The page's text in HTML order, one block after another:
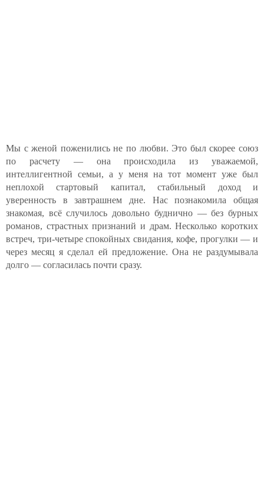
Мы с женой поженились не по любви. Это был скорее союз
по расчету — она происходила из уважаемой,
интеллигентной семьи, а у меня на тот момент уже был
неплохой стартовый капитал, стабильный доход и
уверенность в завтрашнем дне. Нас познакомила общая
знакомая, всё случилось довольно буднично — без бурных
романов, страстных признаний и драм. Несколько коротких
встреч, три-четыре спокойных свидания, кофе, прогулки — и
через месяц я сделал ей предложение. Она не раздумывала
долго — согласилась почти сразу.